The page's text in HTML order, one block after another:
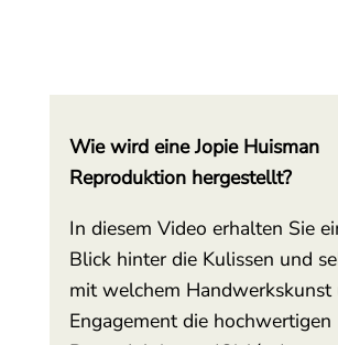
Wie wird eine Jopie Huisman
Reproduktion hergestellt?
In diesem Video erhalten Sie
Blick hinter die Kulissen und
mit welchem Handwerkskunst
Engagement die hochwertigen